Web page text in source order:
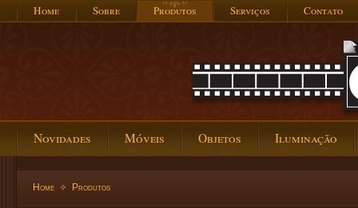
Home Sobre Produtos Serviços Contato
Novidades Móveis Objetos Iluminação
Home Produtos